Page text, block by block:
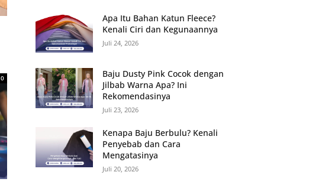
0
Apa Itu Bahan Katun Fleece?
Kenali Ciri dan Kegunaannya
Juli 24, 2026
Baju Dusty Pink Cocok dengan
Jilbab Warna Apa? Ini
Rekomendasinya
Juli 23, 2026
Kenapa Baju Berbulu? Kenali
Penyebab dan Cara
Mengatasinya
Juli 20, 2026